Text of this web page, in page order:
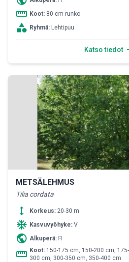
straighten Koot: 80 cm runko
category Ryhmä: Lehtipuu
Katso tiedot
METSÄLEHMUS
Tilia cordata
height Korkeus: 20-30 m
ac_unit Kasvuvyöhyke: V
public Alkuperä: FI
straighten Koot: 150-175 cm, 150-200 cm,
300 cm, 300-350 cm, 350-400 cm